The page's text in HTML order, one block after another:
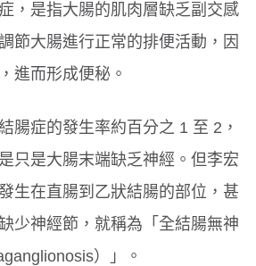
，是指大腸的肌肉層缺乏副交感
節大腸進行正常的排便活動，因
進而形成便秘。
腸症的發生率約百分之 1 至 2，
只是大腸末端缺乏神經。但李宏
生在直腸到乙狀結腸的部位，甚
少神經節，就稱為「全結腸無神
）」。